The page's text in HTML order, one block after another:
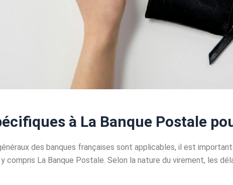
à La Banque Postale
des banques françaises sont applicables, il est
compris La Banque Postale. Selon la nature du virement, les